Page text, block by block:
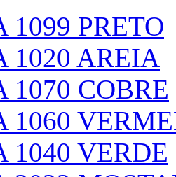
1099 PRETO
1020 AREIA
1070 COBRE
1060
1040 VERDE